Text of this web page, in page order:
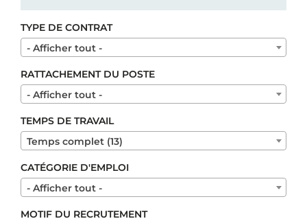
TYPE DE CONTRAT
- Afficher tout -
RATTACHEMENT DU POSTE
- Afficher tout -
TEMPS DE TRAVAIL
Temps complet (13)
CATÉGORIE D'EMPLOI
- Afficher tout -
MOTIF DU RECRUTEMENT